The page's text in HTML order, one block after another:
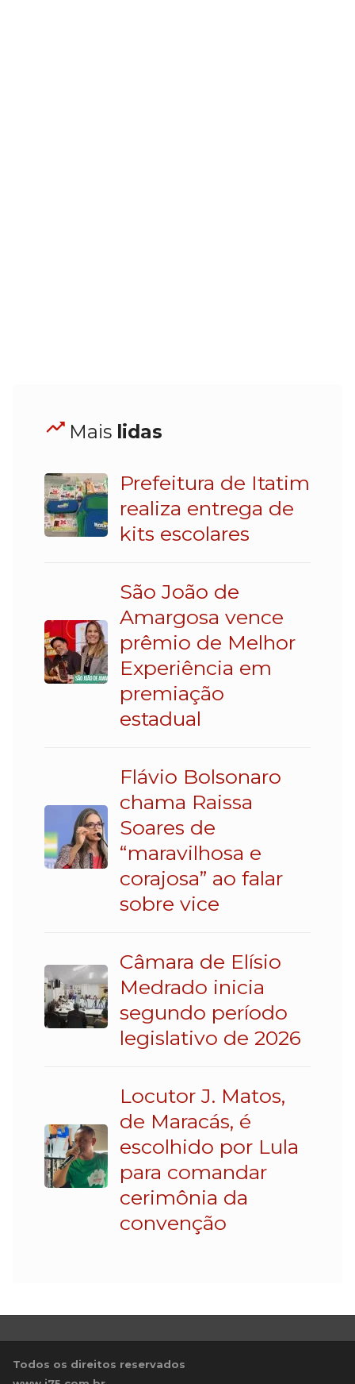
Mais lidas
Prefeitura de Itatim
realiza entrega de
kits escolares
São João de
Amargosa vence
prêmio de Melhor
Experiência em
premiação
estadual
Flávio Bolsonaro
chama Raissa
Soares de
“maravilhosa e
corajosa” ao falar
sobre vice
Câmara de Elísio
Medrado inicia
segundo período
legislativo de 2026
Locutor J. Matos,
de Maracás, é
escolhido por Lula
para comandar
cerimônia da
convenção
Todos os direitos reservados